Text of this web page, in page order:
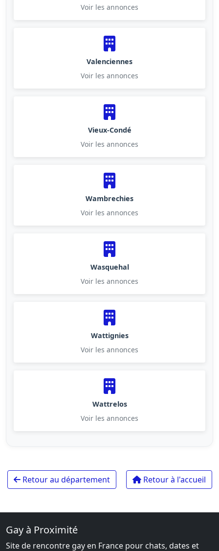
Voir les annonces
Valenciennes
Voir les annonces
Vieux-Condé
Voir les annonces
Wambrechies
Voir les annonces
Wasquehal
Voir les annonces
Wattignies
Voir les annonces
Wattrelos
Voir les annonces
Retour au département Retour à l'accueil
Gay à Proximité
Site de rencontre gay en France pour chats, dates et